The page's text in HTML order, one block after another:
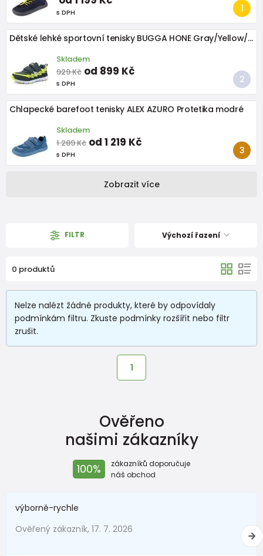
s DPH
Dětské lehké sportovní tenisky BUGGA HONE Gray/Yellow/Black
Skladem
929 Kč od 899 Kč
s DPH
Chlapecké barefoot tenisky ALEX AZURO Protetika modré
Skladem
1 289 Kč od 1 219 Kč
s DPH
Zobrazit více
FILTR Výchozí řazení
0 produktů
Nelze nalézt žádné produkty, které by odpovídaly
podmínkám filtru. Zkuste podmínky rozšířit nebo filtr
zrušit.
1
Ověřeno
našimi zákazníky
100%
zákazníků doporučuje
náš obchod
výborně-rychle
Ověřený zákazník, 17. 7. 2026